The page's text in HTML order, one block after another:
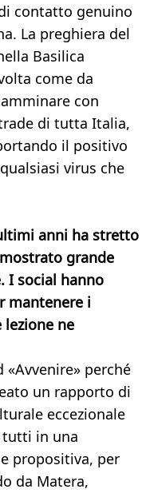
contatto genuino
La preghiera del
Basilica
come da
con
di tutta Italia,
il positivo
virus che
anni ha stretto
grande
I social hanno
mantenere i
ne
perché
un rapporto di
eccezionale
tutti in una
propositiva, per
da Matera,